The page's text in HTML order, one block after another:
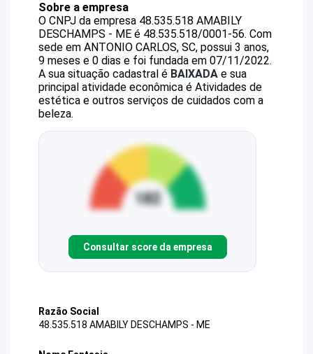
Sobre a empresa
O CNPJ da empresa 48.535.518 AMABILY
DESCHAMPS - ME é 48.535.518/0001-56. Com
sede em ANTONIO CARLOS, SC, possui 3 anos,
9 meses e 0 dias e foi fundada em 07/11/2022.
A sua situação cadastral é BAIXADA e sua
principal atividade econômica é Atividades de
estética e outros serviços de cuidados com a
beleza.
Consultar score da empresa
Razão Social
48.535.518 AMABILY DESCHAMPS - ME